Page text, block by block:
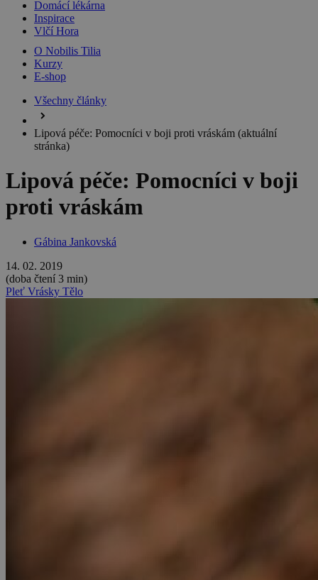
Domácí lékárna
Inspirace
Vlčí Hora
O Nobilis Tilia
Kurzy
E-shop
Všechny články
Lipová péče: Pomocníci v boji proti vráskám (aktuální
stránka)
Lipová péče: Pomocníci v boji
proti vráskám
Gábina Jankovská
14. 02. 2019
(doba čtení 3 min)
Pleť Vrásky Tělo